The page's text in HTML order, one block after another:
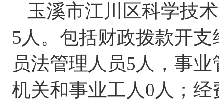
玉溪市江川区科学技
5 人。 包括财政拨款开支
员法管理人员5 人 ， 事业
机关和事业工人0 人 ；